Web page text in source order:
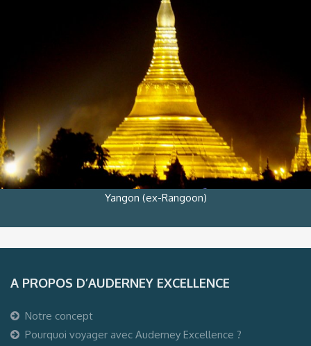
Yangon (ex-Rangoon)
A PROPOS D’AUDERNEY EXCELLENCE
Notre concept
Pourquoi voyager avec Auderney Excellence ?